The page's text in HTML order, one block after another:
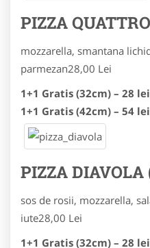
PIZZA
mozzarella, smantana
parmezan28,00 Lei
1+1 Gratis (32cm) – 28 lei
1+1 Gratis (42cm) – 54 lei
PIZZA DIAVOLA
sos de rosii, mozzarella,
iute28,00 Lei
1+1 Gratis (32cm) – 28 lei